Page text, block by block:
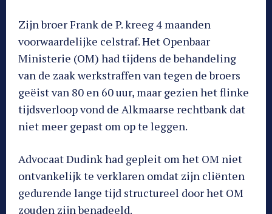
Zijn broer Frank de P. kreeg 4 maanden
voorwaardelijke celstraf. Het Openbaar
Ministerie (OM) had tijdens de behandeling
van de zaak werkstraffen van tegen de broers
geëist van 80 en 60 uur, maar gezien het flinke
tijdsverloop vond de Alkmaarse rechtbank dat
niet meer gepast om op te leggen.
Advocaat Dudink had gepleit om het OM niet
ontvankelijk te verklaren omdat zijn cliënten
gedurende lange tijd structureel door het OM
zouden zijn benadeeld.